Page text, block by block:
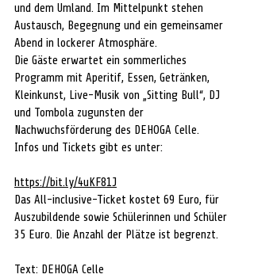
und dem Umland. Im Mittelpunkt stehen
Austausch, Begegnung und ein gemeinsamer
Abend in lockerer Atmosphäre.
Die Gäste erwartet ein sommerliches
Programm mit Aperitif, Essen, Getränken,
Kleinkunst, Live-Musik von „Sitting Bull“, DJ
und Tombola zugunsten der
Nachwuchsförderung des DEHOGA Celle.
Infos und Tickets gibt es unter:
https://bit.ly/4uKF81J
Das All-inclusive-Ticket kostet 69 Euro, für
Auszubildende sowie Schülerinnen und Schüler
35 Euro. Die Anzahl der Plätze ist begrenzt.
Text: DEHOGA Celle